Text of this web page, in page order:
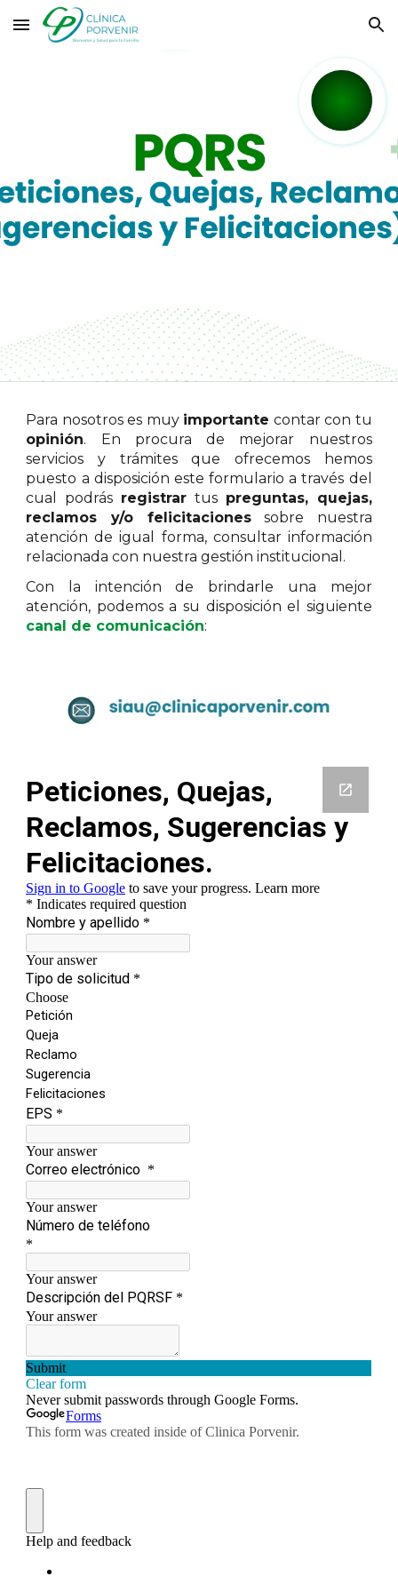
Skip to main content Skip to navigation
Para nosotros es muy importante contar con tu
opinión. En procura de mejorar nuestros
servicios y trámites que ofrecemos hemos
puesto a disposición este formulario a través del
cual podrás registrar tus preguntas, quejas,
reclamos y/o felicitacionessobre nuestra
atención de igual forma, consultar información
relacionada con nuestra gestión institucional.
Con la intención de brindarle una mejor
atención, podemos a su disposición el siguiente
canal de comunicación: